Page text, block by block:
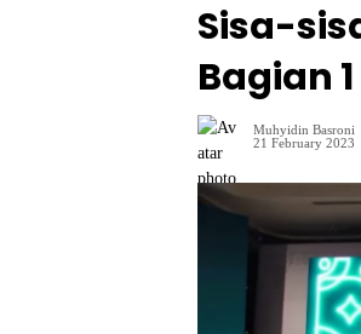
Sisa-
Bagian 1
Muhyidin Basroni
21 February 2023